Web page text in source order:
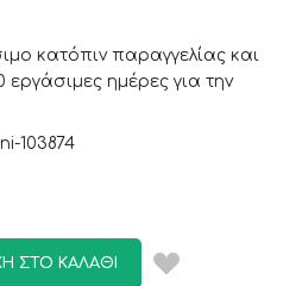
κατόπιν παραγγελίας και
εργάσιμες ημέρες για την
103874
ΣΤΟ ΚΑΛΆΘΙ